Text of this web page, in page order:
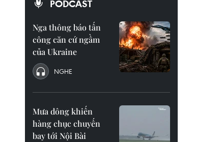
PODCAST
Nga thông báo tấn
công căn cứ ngầm
của Ukraine
NGHE
Mưa dông khiến
hàng chục chuyến
bay tới Nội Bài